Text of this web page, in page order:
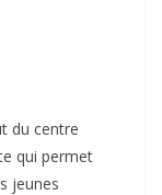
du centre
qui permet
jeunes